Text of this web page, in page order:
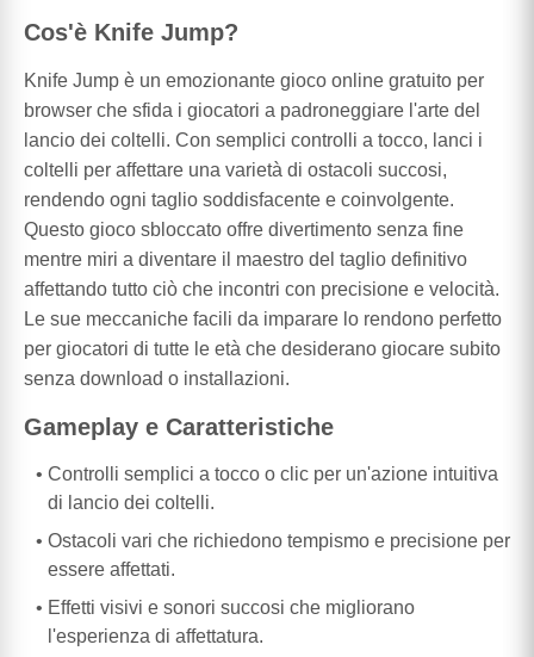
Cos'è Knife Jump?
Knife Jump è un emozionante gioco online gratuito per
browser che sfida i giocatori a padroneggiare l'arte del
lancio dei coltelli. Con semplici controlli a tocco, lanci i
coltelli per affettare una varietà di ostacoli succosi,
rendendo ogni taglio soddisfacente e coinvolgente.
Questo gioco sbloccato offre divertimento senza fine
mentre miri a diventare il maestro del taglio definitivo
affettando tutto ciò che incontri con precisione e velocità.
Le sue meccaniche facili da imparare lo rendono perfetto
per giocatori di tutte le età che desiderano giocare subito
senza download o installazioni.
Gameplay e Caratteristiche
Controlli semplici a tocco o clic per un'azione intuitiva
di lancio dei coltelli.
Ostacoli vari che richiedono tempismo e precisione per
essere affettati.
Effetti visivi e sonori succosi che migliorano
l'esperienza di affettatura.